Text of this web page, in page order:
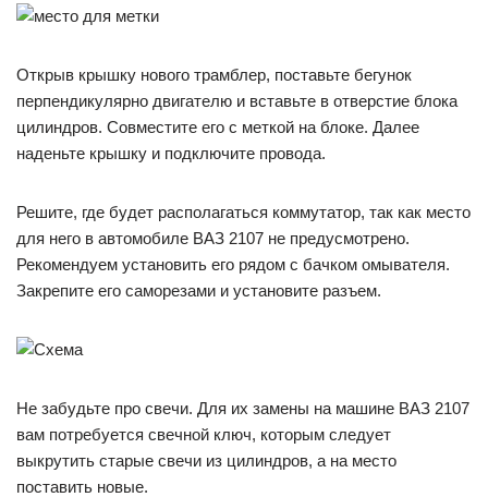
Открыв крышку нового трамблер, поставьте бегунок
перпендикулярно двигателю и вставьте в отверстие блока
цилиндров. Совместите его с меткой на блоке. Далее
наденьте крышку и подключите провода.
Решите, где будет располагаться коммутатор, так как место
для него в автомобиле ВАЗ 2107 не предусмотрено.
Рекомендуем установить его рядом с бачком омывателя.
Закрепите его саморезами и установите разъем.
Не забудьте про свечи. Для их замены на машине ВАЗ 2107
вам потребуется свечной ключ, которым следует
выкрутить старые свечи из цилиндров, а на место
поставить новые.